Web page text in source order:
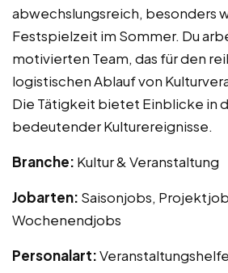
abwechslungsreich, besonders
Festspielzeit im Sommer. Du
motivierten Team, das für den
logistischen Ablauf von
Die Tätigkeit bietet Einblicke in
bedeutender Kulturereignisse.
Branche: Kultur & Veranstaltung
Jobarten: Saisonjobs,
Wochenendjobs
Personalart: